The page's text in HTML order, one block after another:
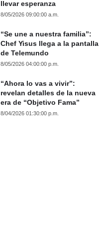
llevar esperanza
8/05/2026 09:00:00 a.m.
“Se une a nuestra familia”:
Chef Yisus llega a la pantalla
de Telemundo
8/05/2026 04:00:00 p.m.
“Ahora lo vas a vivir”:
revelan detalles de la nueva
era de “Objetivo Fama”
8/04/2026 01:30:00 p.m.